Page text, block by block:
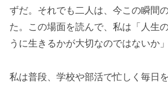
ずだ。それでも二人は、今この瞬間
た。この場面を読んで、私は「人生
うに生きるかが大切なのではないか
私は普段、学校や部活で忙しく毎日